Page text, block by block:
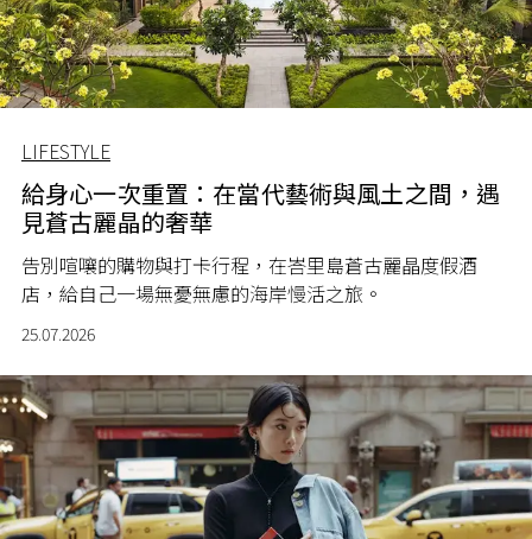
LIFESTYLE
給身心一次重置：在當代藝術與風土之間，遇
見蒼古麗晶的奢華
告別喧嚷的購物與打卡行程，在峇里島蒼古麗晶度假酒
店，給自己一場無憂無慮的海岸慢活之旅。
25.07.2026